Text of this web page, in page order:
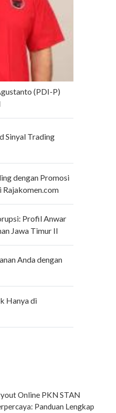
(PDI-P)
Sinyal Trading
dengan Promosi
Rajakomen.com
Profil Anwar
Jawa Timur II
Anda dengan
Hanya di
Online PKN STAN
Panduan Lengkap